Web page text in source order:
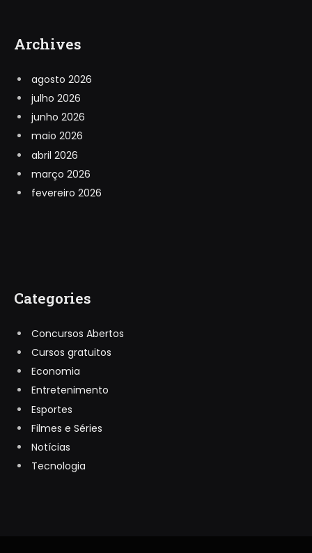
Archives
agosto 2026
julho 2026
junho 2026
maio 2026
abril 2026
março 2026
fevereiro 2026
Categories
Concursos Abertos
Cursos gratuitos
Economia
Entretenimento
Esportes
Filmes e Séries
Notícias
Tecnologia